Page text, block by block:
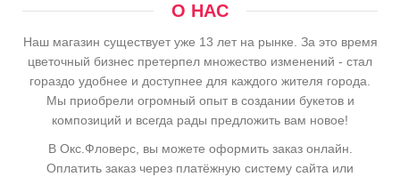
О НАС
Наш магазин существует уже 13 лет на рынке. За это время
цветочный бизнес претерпел множество изменений - стал
гораздо удобнее и доступнее для каждого жителя города.
Мы приобрели огромный опыт в создании букетов и
композиций и всегда рады предложить вам новое!
В Окс.Фловерс, вы можете оформить заказ онлайн.
Оплатить заказ через платёжную систему сайта или